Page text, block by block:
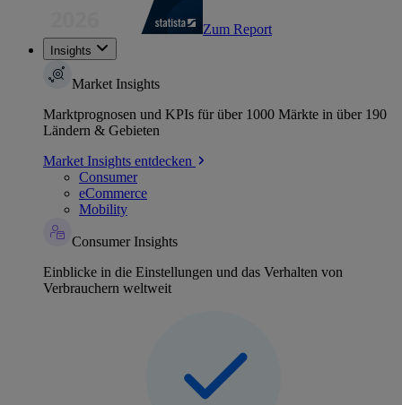
Zum Report
Insights
Market Insights
Marktprognosen und KPIs für über 1000 Märkte in über 190
Ländern & Gebieten
Market Insights entdecken
Consumer
eCommerce
Mobility
Consumer Insights
Einblicke in die Einstellungen und das Verhalten von
Verbrauchern weltweit